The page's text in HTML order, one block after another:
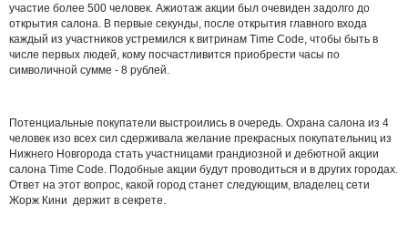
участие более 500 человек. Ажиотаж акции был очевиден задолго до
открытия салона. В первые секунды, после открытия главного входа
каждый из участников устремился к витринам Time Code, чтобы быть в
числе первых людей, кому посчастливится приобрести часы по
символичной сумме - 8 рублей.
Потенциальные покупатели выстроились в очередь. Охрана салона из 4
человек изо всех сил сдерживала желание прекрасных покупательниц из
Нижнего Новгорода стать участницами грандиозной и дебютной акции
салона Time Code. Подобные акции будут проводиться и в других городах.
Ответ на этот вопрос, какой город станет следующим, владелец сети
Жорж Кини держит в секрете.